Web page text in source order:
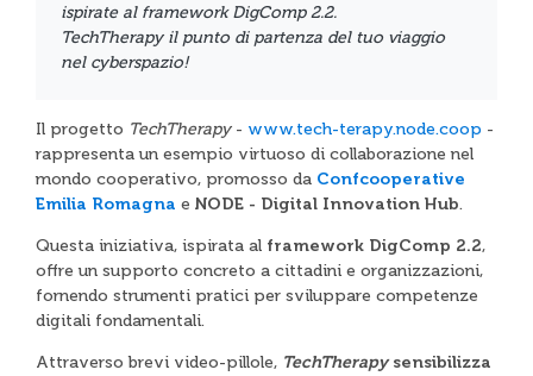
ispirate al framework DigComp 2.2.
TechTherapyil punto di partenza del tuo viaggio
nel cyberspazio!
Il progetto TechTherapy- www.tech-terapy.node.coop -
rappresenta un esempio virtuoso di collaborazione nel
mondo cooperativo, promosso da Confcooperative
Emilia Romagna e NODE - Digital Innovation Hub.
Questa iniziativa, ispirata al framework DigComp 2.2,
offre un supporto concreto a cittadini e organizzazioni,
fornendo strumenti pratici per sviluppare competenze
digitali fondamentali.
Attraverso brevi video-pillole, TechTherapysensibilizza